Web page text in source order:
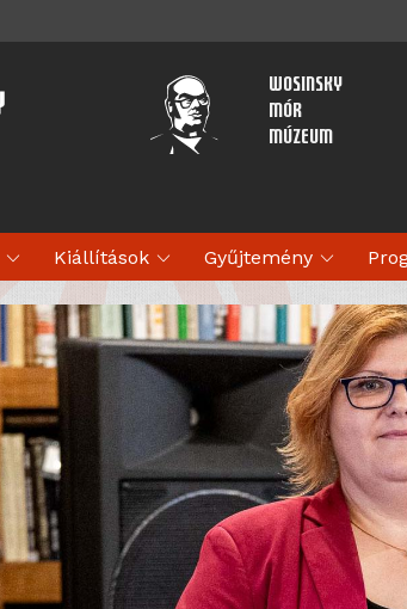
Wosinsky
Mór
Múzeum
expand_more Kiállítások expand_more Gyűjtemény expand_more